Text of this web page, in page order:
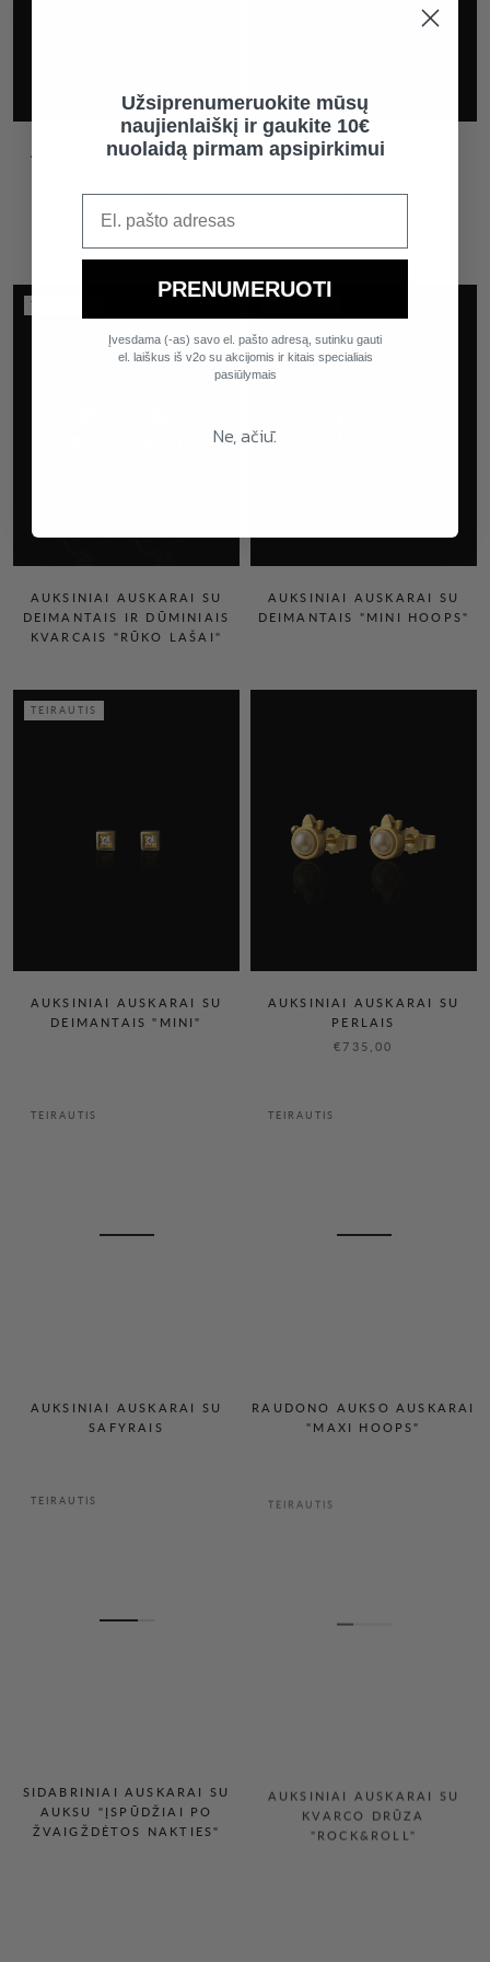
AUKSINIAI AUSKARAI SU
SPARKLE DIAMOND
EARRINGS"
AUKSINIAI AUSKARAI SU
"DEBESĖLIAI"
TEIRAUTIS
AUKSINIAI AUSKARAI SU
DEIMANTAIS IR DŪMINIAIS
KVARCAIS "RŪKO LAŠAI"
AUKSINIAI AUSKARAI SU
DEIMANTAIS "MINI HOOPS"
TEIRAUTIS
AUKSINIAI AUSKARAI SU
DEIMANTAIS "MINI"
AUKSINIAI AUSKARAI SU
PERLAIS
€735,00
TEIRAUTIS
AUKSINIAI AUSKARAI SU
SAFYRAIS
TEIRAUTIS
RAUDONO AUKSO AUSKARAI
"MAXI HOOPS"
TEIRAUTIS
SIDABRINIAI AUSKARAI SU
AUKSU "ĮSPŪDŽIAI PO
ŽVAIGŽDĖTOS NAKTIES"
TEIRAUTIS
AUKSINIAI AUSKARAI SU
KVARCO DRŪZA
"ROCK&ROLL"
Užsiprenumeruokite mūsų
naujienlaiškį ir gaukite 10€
nuolaidą pirmam apsipirkimui
PRENUMERUOTI
Įvesdama (-as) savo el. pašto adresą, sutinku gauti
el. laiškus iš v2o su akcijomis ir kitais specialiais
pasiūlymais
Ne, ačiū.